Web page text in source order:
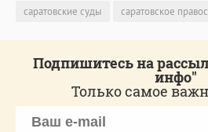
саратовские суды саратовское
Подпишитесь на
инфо"
Только самое